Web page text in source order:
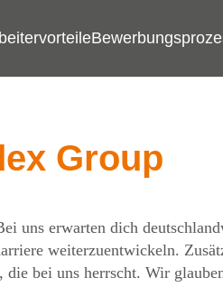
Group
uns erwarten dich
weiterzuentwickeln.
bei uns herrscht. Wir